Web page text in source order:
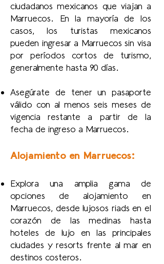
ciudadanos mexicanos que viajan a
Marruecos. En la mayoría de los
casos, los turistas mexicanos
pueden ingresar a Marruecos sin visa
por períodos cortos de turismo,
generalmente hasta 90 días.
Asegúrate de tener un pasaporte
válido con al menos seis meses de
vigencia restante a partir de la
fecha de ingreso a Marruecos.
Alojamiento en Marruecos:
Explora una amplia gama de
opciones de alojamiento en
Marruecos, desde lujosos riads en el
corazón de las medinas hasta
hoteles de lujo en las principales
ciudades y resorts frente al mar en
destinos costeros.